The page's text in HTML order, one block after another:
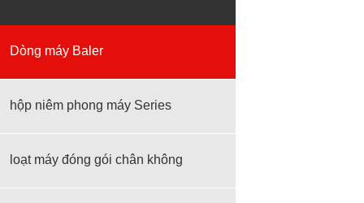
Dòng máy Baler
hộp niêm phong máy Series
loạt máy đóng gói chân không